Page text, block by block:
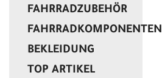
FAHRRADZUBEHÖR
FAHRRADKOMPONENTEN
BEKLEIDUNG
TOP ARTIKEL